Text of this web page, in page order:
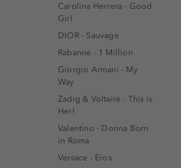
Carolina Herrera - Good
Girl
DIOR - Sauvage
Rabanne - 1 Million
Giorgio Armani - My
Way
Zadig & Voltaire - This is
Her!
Valentino - Donna Born
in Roma
Versace - Eros